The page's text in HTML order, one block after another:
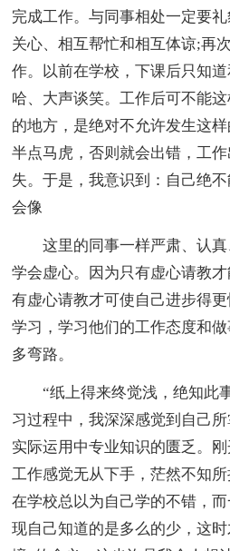
完成工作。与同事相处一定要
关心、相互帮忙和相互体谅;再
作。以前在学校，下课后只知
哈、大声谈笑。工作后可不能
的地方，是绝对不允许发生这
半点马虎，否则就会出错，工
失。于是，我意识到：自己绝
会像
这里的同事一样严肃、认真
学会虚心。因为只有虚心请教
有虚心请教才可使自己进步得
学习，学习他们的工作态度和
多弯路。
“纸上得来终觉浅，绝知此
习过程中，我深深感觉到自己
实际运用中专业知识的匮乏。
工作感觉无从下手，茫然不知所
在学校总以为自己学的不错，
现自己知道的是多么的少，这